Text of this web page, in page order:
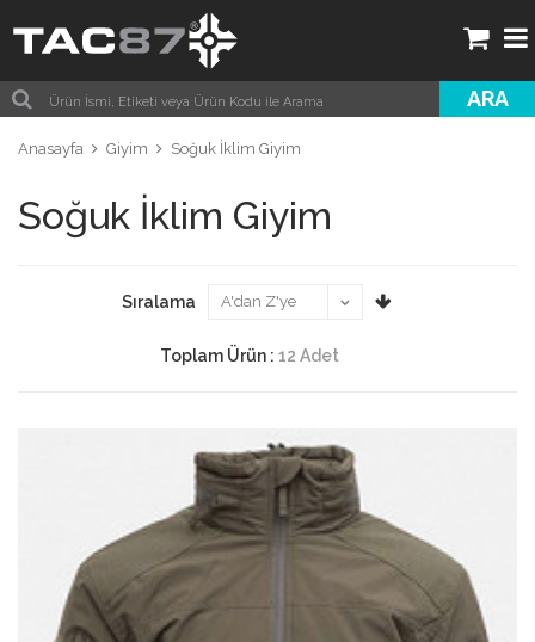
ARA
Anasayfa Giyim Soğuk İklim Giyim
Soğuk İklim Giyim
Sıralama
Toplam Ürün : 12 Adet